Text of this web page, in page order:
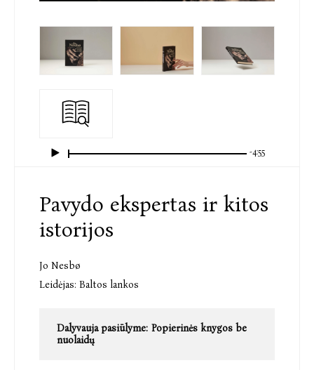
-4:55
Pavydo ekspertas ir kitos
istorijos
Jo Nesbø
Leidėjas: Baltos lankos
Dalyvauja pasiūlyme: Popierinės knygos be
nuolaidų